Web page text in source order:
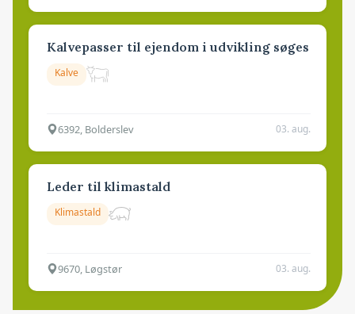
Kalvepasser til ejendom i udvikling søges
Kalve
6392, Bolderslev 03. aug.
Leder til klimastald
Klimastald
9670, Løgstør 03. aug.